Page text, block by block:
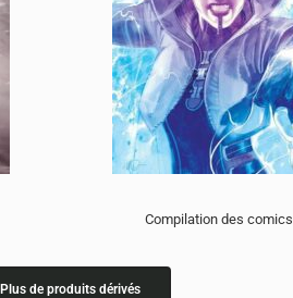
Compilation des comics
Plus de produits dérivés